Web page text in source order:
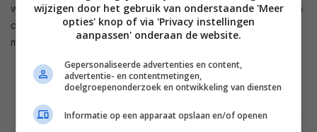
waardoor het onderscheid tussen achtergrond en gesproken
dialogen duidelijker is en gesprekken makkelijker te volgen
moeten zijn.
wijzigen door het gebruik van onderstaande 'Meer
opties' knop of via 'Privacy instellingen
aanpassen' onderaan de website.
Gepersonaliseerde advertenties en content,
advertentie- en contentmetingen,
doelgroepenonderzoek en ontwikkeling van diensten
Informatie op een apparaat opslaan en/of openen